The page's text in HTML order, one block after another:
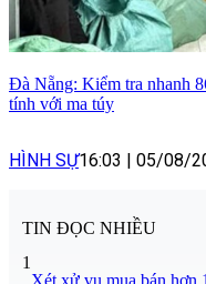
Đà Nẵng: Kiểm tra nhanh
tính với ma túy
HÌNH SỰ16:03 05/08/
TIN ĐỌC NHIỀU
1
Xét xử vụ mua bán hơn